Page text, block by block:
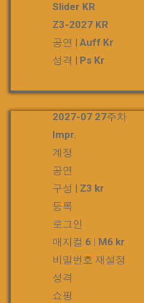
Slider KR
Z3-2027 KR
공연 | Auff Kr
성격 | Ps Kr
2027-07 27주차
Impr.
계정
공연
구성 | Z3 kr
등록
로그인
매지컬 6 | M6 kr
비밀번호 재설정
성격
쇼핑